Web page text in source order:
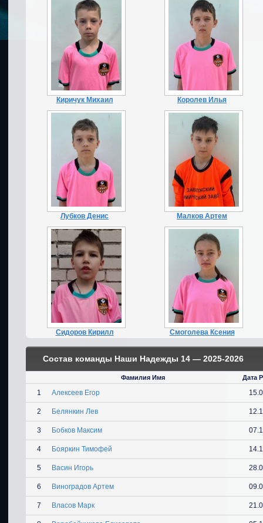
Киричук Михаил Королев Илья
Лубков Денис Малков Артем
Сидоров Кирилл Смоголева Ксения
Состав команды Наши Надежды 14 — 2025-2026
Фамилия Имя Дата
1 Алексеев Егор
2 Белянкин Лев
3 Бобков Максим
4 Бояркин Тимофей
5 Васин Игорь
6 Виноградов Артем
7 Власов Марк